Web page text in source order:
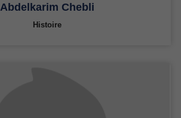
Abdelkarim Chebli
Histoire